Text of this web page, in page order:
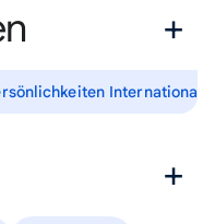
International